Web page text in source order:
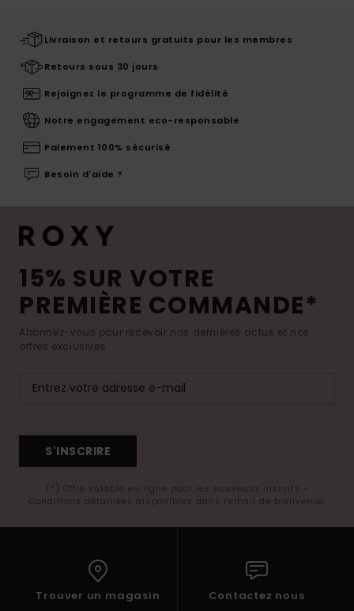
Livraison et retours gratuits pour les membres
Retours sous 30 jours
Rejoignez le programme de fidélité
Notre engagement eco-responsable
Paiement 100% sécurisé
Besoin d'aide ?
15% SUR VOTRE
PREMIÈRE COMMANDE*
Abonnez-vous pour recevoir nos dernières actus et nos
offres exclusives.
S'INSCRIRE
(*) Offre valable en ligne pour les nouveaux inscrits -
Conditions détaillées disponibles dans l'email de bienvenue
Trouver un magasin Contactez nous